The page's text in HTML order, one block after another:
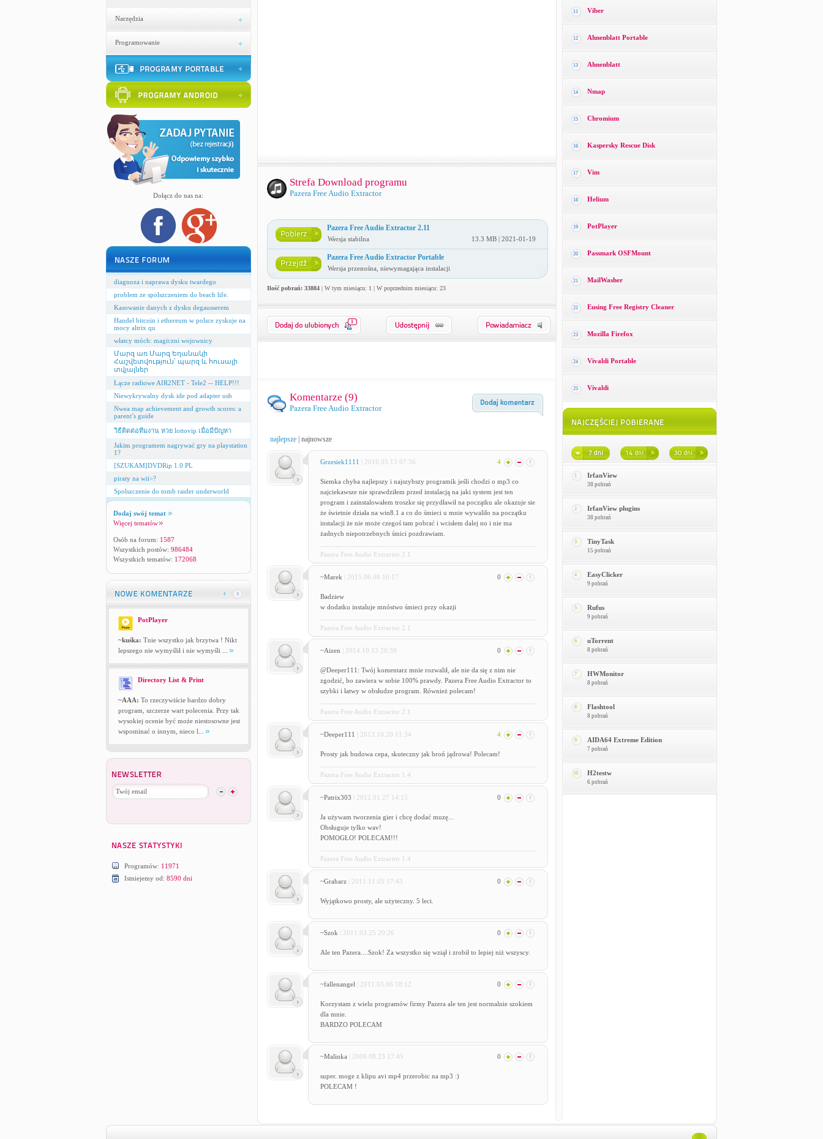
Narzędzia
Programowanie
Dołącz do nas na:
diagnoza i naprawa dysku twardego
problem ze spolszczeniem do beach life.
Kasowanie danych z dysku degausserem
Handel bitcoin i ethereum w polsce zyskuje na
mocy altrix qu
włatcy móch: magiczni wojownicy
Մարզ առ Մարզ Եղանակի
Հաշվետվություն՝ պարզ և հուսալի
տվյալներ
Łącze radiowe AIR2NET - Tele2 -- HELP!!!
Niewykrywalny dysk ide pod adapter usb
Nwea map achievement and growth scores: a
parent’s guide
วิธีติดต่อทีมงาน หวย lottovip เมื่อมีปัญหา
Jakim programem nagrywać gry na playstation
1?
[SZUKAM]DVDRip 1.0 PL
piraty na wii>?
Spolszczenie do tomb raider underworld
Dodaj swój temat
Więcej tematów
Osób na forum: 1587
Wszystkich postów: 986484
Wszystkich tematów: 172068
PotPlayer
~kuśka: Tnie wszystko jak brzytwa ! Nikt
lepszego nie wymyślił i nie wymyśli ...
Directory List & Print
~AAA: To rzeczywiście bardzo dobry
program, szczerze wart polecenia. Przy tak
wysokiej ocenie być może niestosowne jest
wspominać o innym, nieco l...
Programów: 11971
Istniejemy od: 8590 dni
Strefa Download programu
Pazera Free Audio Extractor
Pazera Free Audio Extractor 2.11
Wersja stabilna 13.3 MB | 2021-01-19
Pazera Free Audio Extractor Portable
Wersja przenośna, niewymagająca instalacji
Ilość pobrań: 33884| W tym miesiącu: 1 | W poprzednim miesiącu: 23
1
Komentarze (9)
Pazera Free Audio Extractor
najlepsze| najnowsze
Grzesiek1111 | 2016.05.13 07:56 4
Siemka chyba najlepszy i najszybszy programik jeśli chodzi o mp3 co
najciekawsze nie sprawdziłem przed instalacją na jaki system jest ten
program i zainstalowałem troszke się przydławił na początku ale okazuje sie
że świetnie działa na win8.1 a co do śmieci u mnie wywaliło na początku
instalacji że nie może czegoś tam pobrać i wcisłem dalej no i nie ma
żadnych niepotrzebnych śmici pozdrawiam.
Pazera Free Audio Extractor 2.1
~Marek | 2015.06.08 10:17 0
Badziew
w dodatku instaluje mnóstwo śmieci przy okazji
Pazera Free Audio Extractor 2.1
~Aizen | 2014.10.13 20:39 0
@Deeper111: Twój komentarz mnie rozwalił, ale nie da się z nim nie
zgodzić, bo zawiera w sobie 100% prawdy. Pazera Free Audio Extractor to
szybki i łatwy w obsłudze program. Również polecam!
Pazera Free Audio Extractor 2.1
~Deeper111 | 2013.10.20 11:34 4
Prosty jak budowa cepa, skuteczny jak broń jądrowa! Polecam!
Pazera Free Audio Extractor 1.4
~Patrix303 | 2012.01.27 14:15 0
Ja używam tworzenia gier i chcę dodać muzę...
Obsługuje tylko wav!
POMOGŁO! POLECAM!!!
Pazera Free Audio Extractor 1.4
~Grabarz | 2011.11.05 17:43 0
Wyjątkowo prosty, ale użyteczny. 5 leci.
~Szok | 2011.03.25 20:26 0
Ale ten Pazera....Szok! Za wszystko się wziął i zrobił to lepiej niż wszyscy.
~fallenangel | 2011.03.06 18:12 0
Korzystam z wielu programów firmy Pazera ale ten jest normalnie szokiem
dla mnie.
BARDZO POLECAM
~Malinka | 2009.08.23 17:45 0
super. moge z klipu avi mp4 przerobic na mp3 :)
POLECAM !
11 Viber
12 Ahnenblatt Portable
13 Ahnenblatt
14 Nmap
15 Chromium
16 Kaspersky Rescue Disk
17 Vim
18 Helium
19 PotPlayer
20 Passmark OSFMount
21 MailWasher
22 Eusing Free Registry Cleaner
23 Mozilla Firefox
24 Vivaldi Portable
25 Vivaldi
1 IrfanView
38 pobrań
2 IrfanView plugins
38 pobrań
3 TinyTask
15 pobrań
4 EasyClicker
9 pobrań
5 Rufus
9 pobrań
6 uTorrent
8 pobrań
7 HWMonitor
8 pobrań
8 Flashtool
8 pobrań
9 AIDA64 Extreme Edition
7 pobrań
10 H2testw
6 pobrań